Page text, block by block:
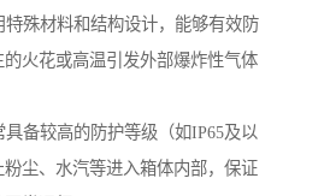
特殊材料和结构设计，能够有效防
火花或高温引发外部爆炸性气体
备较高的防护等级（如IP65及以
粉尘、水汽等进入箱体内部，保证